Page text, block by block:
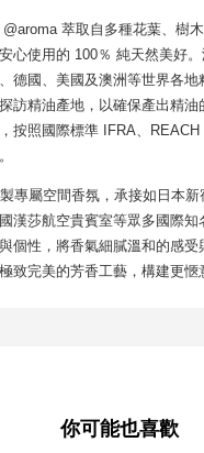
萃取自多種花葉、樹
心使用的 100％ 純天然美好
德國、美國及澳洲等世界各
訪精油產地，以確保產出精
按照國際標準 IFRA、
專屬空間香氛，承接如日本
漢莎航空貴賓室等眾多國際
個性，將香氣細膩溫和的感
致完美的芳香工藝，構建更愜
你可能也喜歡